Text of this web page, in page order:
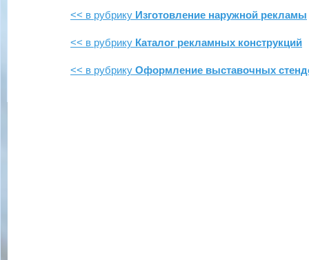
<< в рубрику Изготовление наружной рекламы
<< в рубрику Каталог рекламных конструкций
<< в рубрику Оформление выставочных